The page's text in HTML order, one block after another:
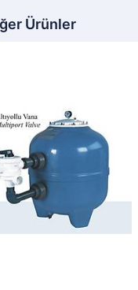
Ürünler